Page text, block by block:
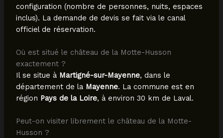
configuration (nombre de personnes, nuits, espaces
inclus). La demande de devis se fait via le canal
officiel de réservation.
Où est situé le château de la Motte-Husson
exactement ?
Il se situe à Martigné-sur-Mayenne, dans le
département de la Mayenne. La commune est en
région Pays de la Loire, à environ 30 km de Laval.
Peut-on visiter librement le château de la Motte-
Husson ?